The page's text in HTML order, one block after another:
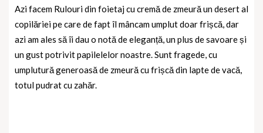
Azi facem Rulouri din foietaj cu cremă de zmeură un desert al
copilăriei pe care de fapt îl mâncam umplut doar frișcă, dar
azi am ales să îi dau o notă de eleganță, un plus de savoare și
un gust potrivit papilelelor noastre. Sunt fragede, cu
umplutură generoasă de zmeură cu frișcă din lapte de vacă,
totul pudrat cu zahăr.